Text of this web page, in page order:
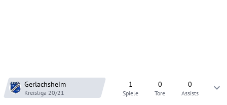
Gerlachsheim
Kreisliga 20/21
1
Spiele
0
Tore
0
Assists